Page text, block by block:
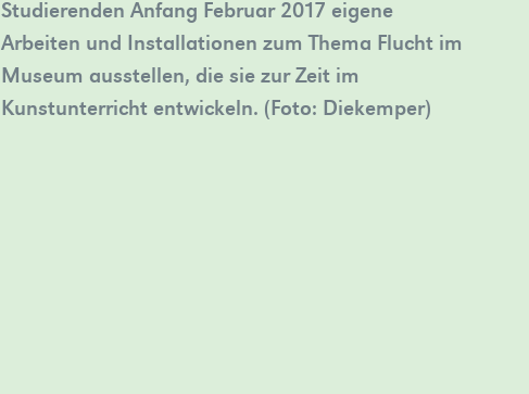
Studierenden Anfang Februar 2017 eigene
Arbeiten und Installationen zum Thema Flucht im
Museum ausstellen, die sie zur Zeit im
Kunstunterricht entwickeln. (Foto: Diekemper)